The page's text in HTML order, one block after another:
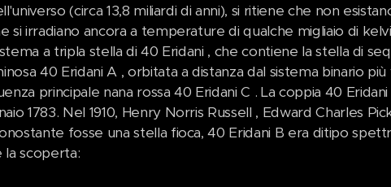
(circa 13,8 miliardi di anni), si ritiene che non
si irradiano ancora a temperature di qualche migliaio di
a tripla stella di 40 Eridani , che contiene la stella di
40 Eridani A , orbitata a distanza dal sistema binario
principale nana rossa 40 Eridani C . La coppia 40
1783. Nel 1910, Henry Norris Russell , Edward Charles
fosse una stella fioca, 40 Eridani B era ditipo
la scoperta: